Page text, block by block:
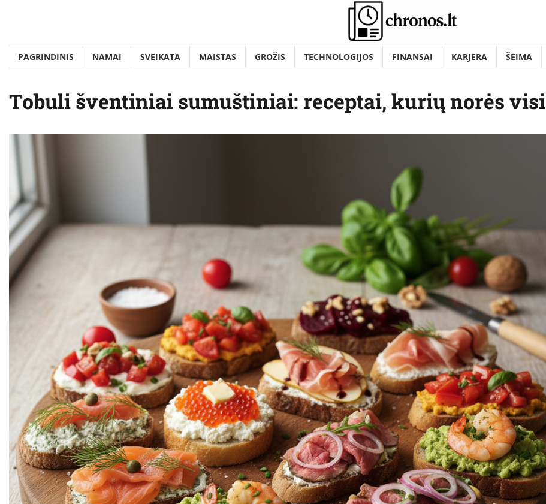
PAGRINDINIS NAMAI SVEIKATA MAISTAS GROŽIS TECHNOLOGIJOS FINANSAI KARJERA ŠEIMA
Tobuli šventiniai sumuštiniai: receptai, kurių norės visi